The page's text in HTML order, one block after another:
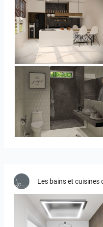
YUSMAN_KITCHEN
YUSMAN_BATHROOM
Les bains et cuisines